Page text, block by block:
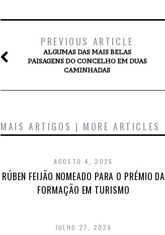
PREVIOUS ARTICLE
ALGUMAS DAS MAIS BELAS
PAISAGENS DO CONCELHO EM DUAS
CAMINHADAS
MAIS ARTIGOS | MORE ARTICLES
AGOSTO 4, 2026
RÚBEN FEIJÃO NOMEADO PARA O PRÉMIO DA
FORMAÇÃO EM TURISMO
JULHO 27, 2026